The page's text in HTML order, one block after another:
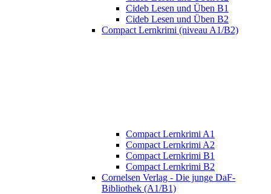
Cideb Lesen und Üben B1
Cideb Lesen und Üben B2
Compact Lernkrimi (niveau A1/B2)
Compact Lernkrimi A1
Compact Lernkrimi A2
Compact Lernkrimi B1
Compact Lernkrimi B2
Cornelsen Verlag - Die junge DaF-
Bibliothek (A1/B1)